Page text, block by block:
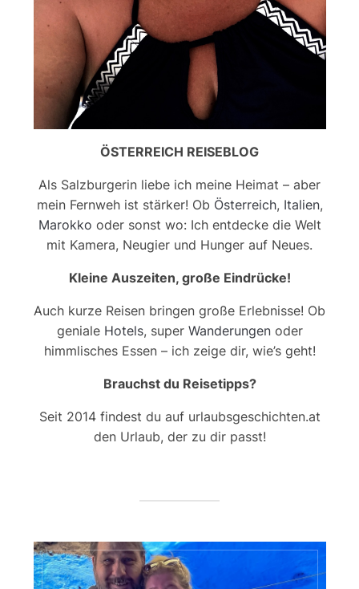
ÖSTERREICH REISEBLOG
Als Salzburgerin liebe ich meine Heimat – aber
mein Fernweh ist stärker! Ob Österreich, Italien,
Marokko oder sonst wo: Ich entdecke die Welt
mit Kamera, Neugier und Hunger auf Neues.
Kleine Auszeiten, große Eindrücke!
Auch kurze Reisen bringen große Erlebnisse! Ob
geniale Hotels, super Wanderungenoder
himmlisches Essen – ich zeige dir, wie’s geht!
Brauchst du Reisetipps?
Seit 2014 findest du auf urlaubsgeschichten.at
den Urlaub, der zu dir passt!